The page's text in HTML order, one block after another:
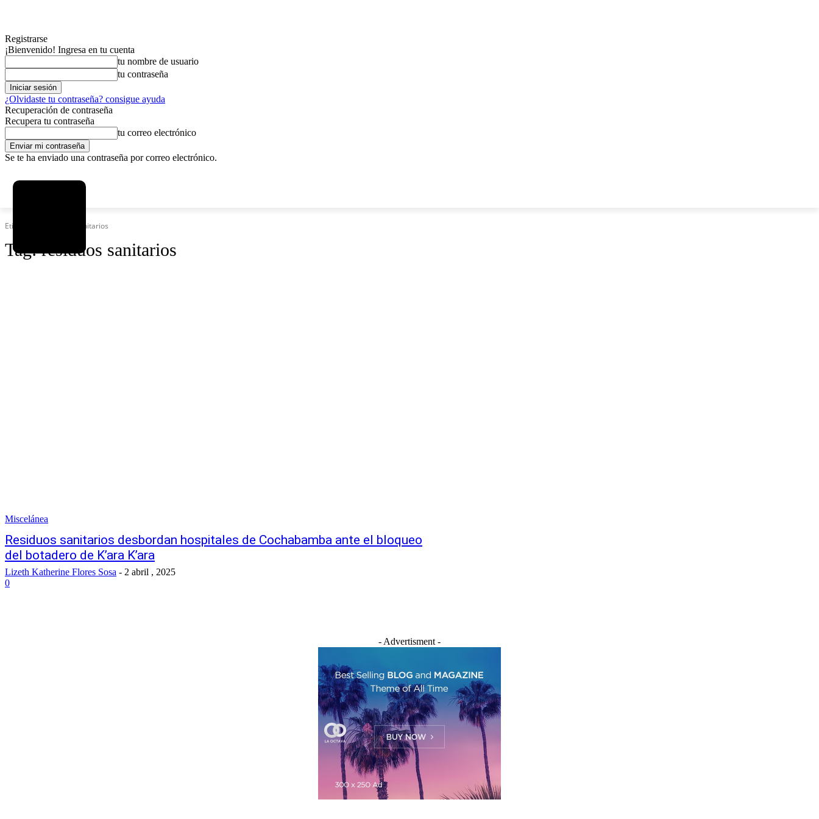
Registrarse
¡Bienvenido! Ingresa en tu cuenta
tu nombre de usuario
tu contraseña
¿Olvidaste tu contraseña? consigue ayuda
Recuperación de contraseña
Recupera tu contraseña
tu correo electrónico
Se te ha enviado una contraseña por correo electrónico.
Etiquetas Residuos sanitarios
Tag:residuos sanitarios
Miscelánea
Residuos sanitarios desbordan hospitales de Cochabamba ante el bloqueo
del botadero de K’ara K’ara
Lizeth Katherine Flores Sosa - 2 abril , 2025
0
- Advertisment -